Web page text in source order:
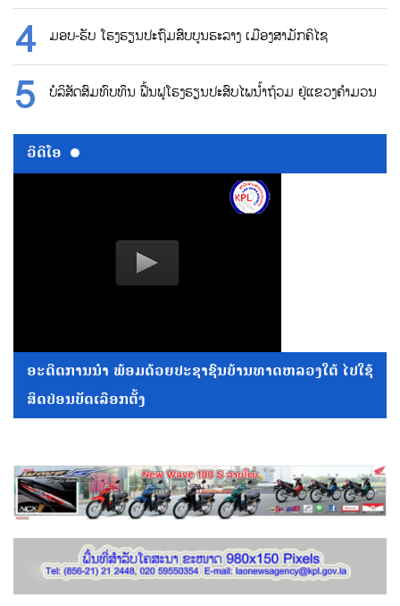
ມອບ-ຮັບ ໂຮງຮຽນປະຖົມສົບບູນຮະລາງ ເມືອງສາມັກຄິໄຊ
ບໍລິສັດສົມທົບທຶນ ຟື້ນຟູໂຮງຮຽນປະສົບໄພນ້ຳຖ້ວມ ຢູ່ແຂວງຄຳມວນ
ວີດີໂອ
ອະດີດການນໍາ ພ້ອມດ້ວຍປະຊາຊົນບ້ານທາດຫລວງໃຕ້ ໄປໃຊ້
ສິດປ່ອນບັດເລືອກຕັ້ງ